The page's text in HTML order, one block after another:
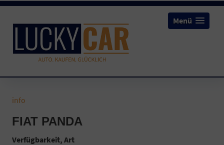
Menü
info
FIAT PANDA
Verfügbarkeit, Art